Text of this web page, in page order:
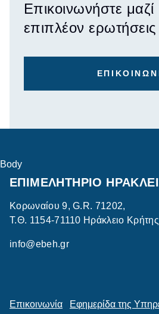
Επικοινωνήστε μαζί
επιπλέον ερωτήσεις
Body
ΕΠΙΜΕΛΗΤΗΡΙΟ
Κορωναίου 9, G.R. 71202,
Τ.Θ. 1154-71110 Ηράκλειο
info@ebeh.gr
Επικοινωνία Εφημερίδα της